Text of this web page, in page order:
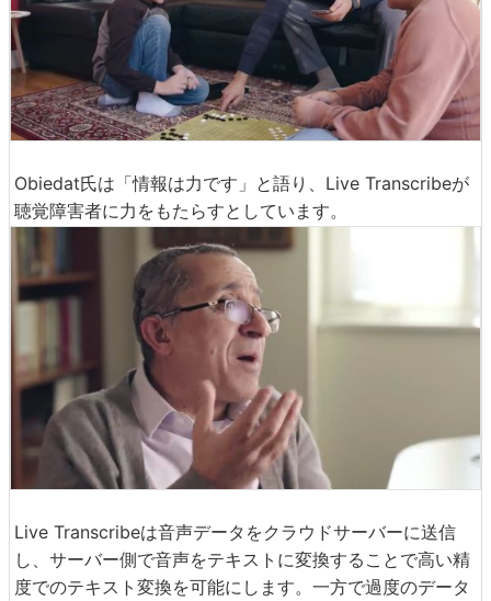
Obiedat氏は「情報は力です」と語り、Live Transcribeが
聴覚障害者に力をもたらすとしています。
Live Transcribeは音声データをクラウドサーバーに送信
し、サーバー側で音声をテキストに変換することで高い精
度でのテキスト変換を可能にします。一方で過度のデータ